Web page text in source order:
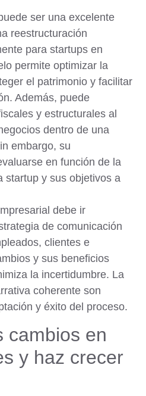
ser una excelente
reestructuración
para startups en
permite optimizar la
el patrimonio y facilitar
Además, puede
y estructurales al
dentro de una
embargo, su
en función de la
startup y sus objetivos a
debe ir
de comunicación
clientes e
y sus beneficios
la incertidumbre. La
coherente son
y éxito del proceso.
cambios en
y haz crecer